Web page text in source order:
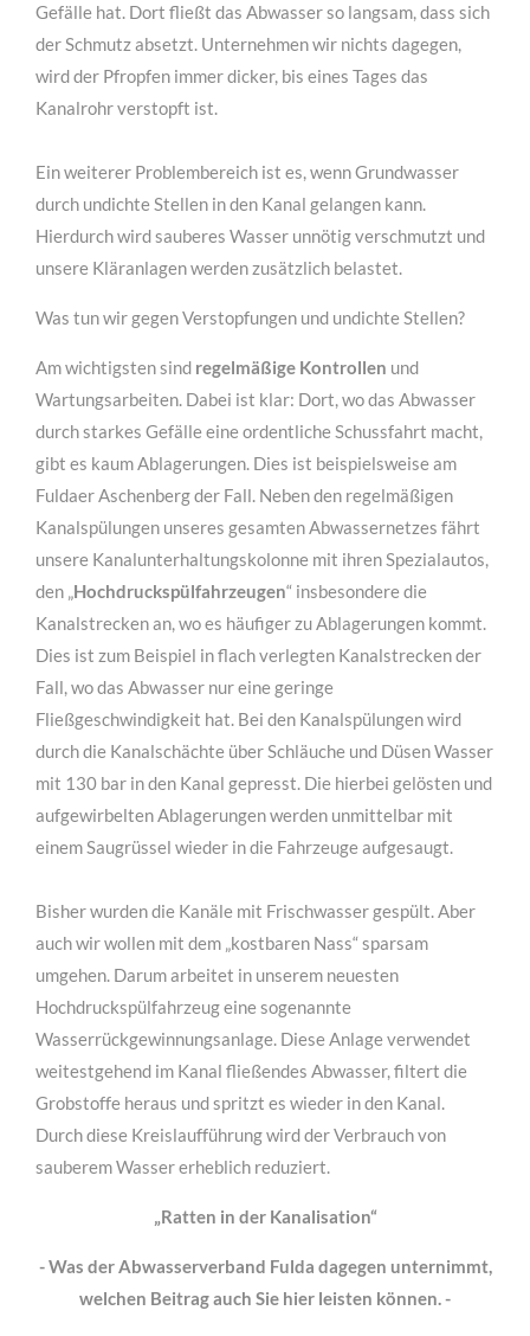
Gefälle hat. Dort fließt das Abwasser so langsam, dass sich
der Schmutz absetzt. Unternehmen wir nichts dagegen,
wird der Pfropfen immer dicker, bis eines Tages das
Kanalrohr verstopft ist.
Ein weiterer Problembereich ist es, wenn Grundwasser
durch undichte Stellen in den Kanal gelangen kann.
Hierdurch wird sauberes Wasser unnötig verschmutzt und
unsere Kläranlagen werden zusätzlich belastet.
Was tun wir gegen Verstopfungen und undichte Stellen?
Am wichtigsten sind regelmäßige Kontrollen und
Wartungsarbeiten. Dabei ist klar: Dort, wo das Abwasser
durch starkes Gefälle eine ordentliche Schussfahrt macht,
gibt es kaum Ablagerungen. Dies ist beispielsweise am
Fuldaer Aschenberg der Fall. Neben den regelmäßigen
Kanalspülungen unseres gesamten Abwassernetzes fährt
unsere Kanalunterhaltungskolonne mit ihren Spezialautos,
den „Hochdruckspülfahrzeugen“ insbesondere die
Kanalstrecken an, wo es häufiger zu Ablagerungen kommt.
Dies ist zum Beispiel in flach verlegten Kanalstrecken der
Fall, wo das Abwasser nur eine geringe
Fließgeschwindigkeit hat. Bei den Kanalspülungen wird
durch die Kanalschächte über Schläuche und Düsen Wasser
mit 130 bar in den Kanal gepresst. Die hierbei gelösten und
aufgewirbelten Ablagerungen werden unmittelbar mit
einem Saugrüssel wieder in die Fahrzeuge aufgesaugt.
Bisher wurden die Kanäle mit Frischwasser gespült. Aber
auch wir wollen mit dem „kostbaren Nass“ sparsam
umgehen. Darum arbeitet in unserem neuesten
Hochdruckspülfahrzeug eine sogenannte
Wasserrückgewinnungsanlage. Diese Anlage verwendet
weitestgehend im Kanal fließendes Abwasser, filtert die
Grobstoffe heraus und spritzt es wieder in den Kanal.
Durch diese Kreislaufführung wird der Verbrauch von
sauberem Wasser erheblich reduziert.
„Ratten in der Kanalisation“
- Was der Abwasserverband Fulda dagegen unternimmt,
welchen Beitrag auch Sie hier leisten können. -
MEHR INFOS